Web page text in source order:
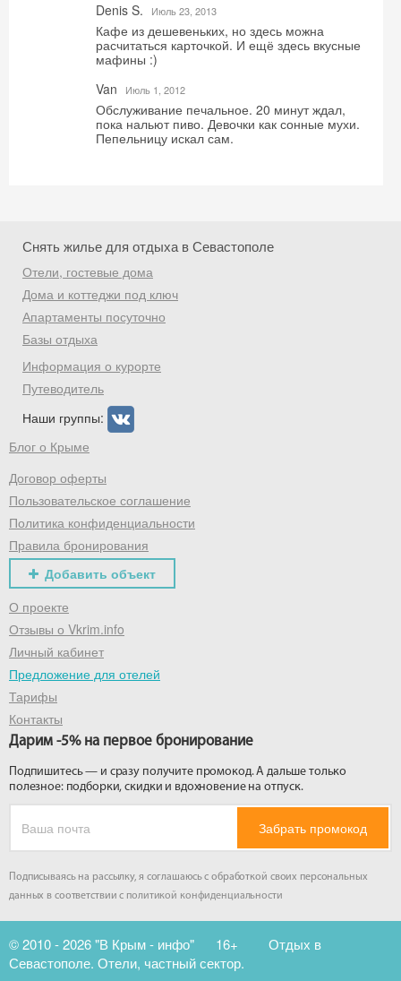
Denis S.
Июль 23, 2013
Кафе из дешевеньких, но здесь можна
расчитаться карточкой. И ещё здесь вкусные
мафины :)
Van
Июль 1, 2012
Обслуживание печальное. 20 минут ждал,
пока нальют пиво. Девочки как сонные мухи.
Пепельницу искал сам.
Снять жилье для отдыха в Севастополе
Отели, гостевые дома
Дома и коттеджи под ключ
Апартаменты посуточно
Базы отдыха
Информация о курорте
Путеводитель
Наши группы:
Блог о Крыме
Договор оферты
Пользовательское соглашение
Политика конфиденциальности
Правила бронирования
Добавить объект
О проекте
Отзывы о Vkrim.info
Личный кабинет
Предложение для отелей
Тарифы
Контакты
Дарим -5% на первое бронирование
Подпишитесь — и сразу получите промокод. А дальше только
полезное: подборки, скидки и вдохновение на отпуск.
Забрать промокод
Подписываясь на рассылку, я соглашаюсь с обработкой своих персональных
данных в соответствии с политикой конфиденциальности
© 2010 - 2026 "В Крым - инфо" 16+
Отдых в
Севастополе. Отели, частный сектор.
Скидка −5%
Хочешь дешевле? Оставь почту и получи
промокод на первое бронирование!